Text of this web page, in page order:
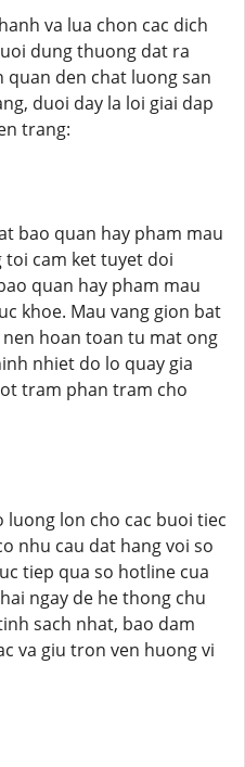
va lua chon cac dich
dung thuong dat ra
den chat luong san
duoi day la loi giai dap
trang:
bao quan hay pham mau
toi cam ket tuyet doi
quan hay pham mau
khoe. Mau vang gion bat
hoan toan tu mat ong
nhiet do lo quay gia
tram phan tram cho
luong lon cho cac buoi tiec
nhu cau dat hang voi so
tiep qua so hotline cua
ngay de he thong chu
sach nhat, bao dam
va giu tron ven huong vi